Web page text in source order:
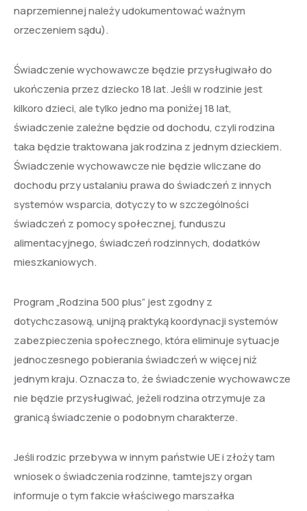
naprzemiennej należy udokumentować ważnym
orzeczeniem sądu).
Świadczenie wychowawcze będzie przysługiwało do
ukończenia przez dziecko 18 lat. Jeśli w rodzinie jest
kilkoro dzieci, ale tylko jedno ma poniżej 18 lat,
świadczenie zależne będzie od dochodu, czyli rodzina
taka będzie traktowana jak rodzina z jednym dzieckiem.
Świadczenie wychowawcze nie będzie wliczane do
dochodu przy ustalaniu prawa do świadczeń z innych
systemów wsparcia, dotyczy to w szczególności
świadczeń z pomocy społecznej, funduszu
alimentacyjnego, świadczeń rodzinnych, dodatków
mieszkaniowych.
Program „Rodzina 500 plus” jest zgodny z
dotychczasową, unijną praktyką koordynacji systemów
zabezpieczenia społecznego, która eliminuje sytuacje
jednoczesnego pobierania świadczeń w więcej niż
jednym kraju. Oznacza to, że świadczenie wychowawcze
nie będzie przysługiwać, jeżeli rodzina otrzymuje za
granicą świadczenie o podobnym charakterze.
Jeśli rodzic przebywa w innym państwie UE i złoży tam
wniosek o świadczenia rodzinne, tamtejszy organ
informuje o tym fakcie właściwego marszałka